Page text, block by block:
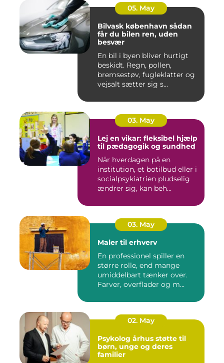
05. May
Bilvask københavn sådan
får du bilen ren, uden
besvær
En bil i byen bliver hurtigt
beskidt. Regn, pollen,
bremsestøv, fugleklatter og
vejsalt sætter sig s...
03. May
Lej en vikar: fleksibel hjælp
til pædagogik og sundhed
Når hverdagen på en
institution, et botilbud eller i
socialpsykiatrien pludselig
ændrer sig, kan beh...
03. May
Maler til erhverv
En professionel spiller en
større rolle, end mange
umiddelbart tænker over.
Farver, overflader og m...
02. May
Psykolog århus støtte til
børn, unge og deres
familier